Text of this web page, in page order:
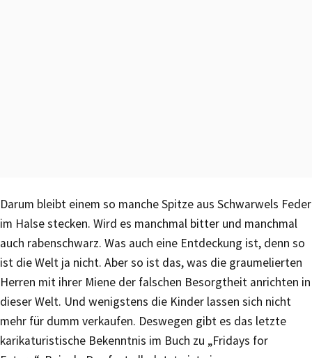
Darum bleibt einem so manche Spitze aus Schwarwels Feder
im Halse stecken. Wird es manchmal bitter und manchmal
auch rabenschwarz. Was auch eine Entdeckung ist, denn so
ist die Welt ja nicht. Aber so ist das, was die graumelierten
Herren mit ihrer Miene der falschen Besorgtheit anrichten in
dieser Welt. Und wenigstens die Kinder lassen sich nicht
mehr für dumm verkaufen. Deswegen gibt es das letzte
karikaturistische Bekenntnis im Buch zu „Fridays for